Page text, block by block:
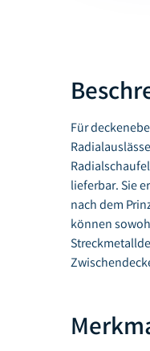
Für
lieferbar. Sie
nach dem
können